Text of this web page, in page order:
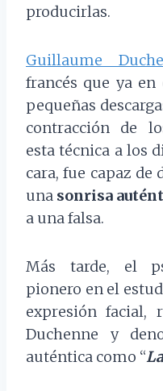
producirlas.
Guillaume
francés que ya en
pequeñas
contracción de
esta técnica a los
cara, fue capaz
una sonrisa
a una falsa.
Más tarde, el
pionero en el
expresión facial,
Duchenne y
auténtica como “